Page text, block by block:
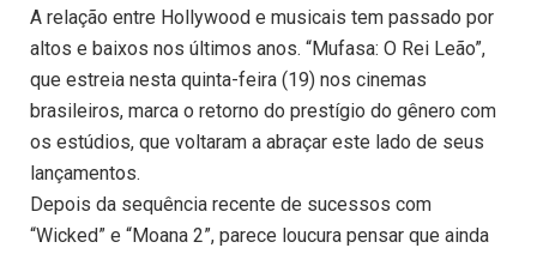
A relação entre Hollywood e musicais tem passado por
altos e baixos nos últimos anos. “Mufasa: O Rei Leão”,
que estreia nesta quinta-feira (19) nos cinemas
brasileiros, marca o retorno do prestígio do gênero com
os estúdios, que voltaram a abraçar este lado de seus
lançamentos.
Depois da sequência recente de sucessos com
“Wicked” e “Moana 2”, parece loucura pensar que ainda